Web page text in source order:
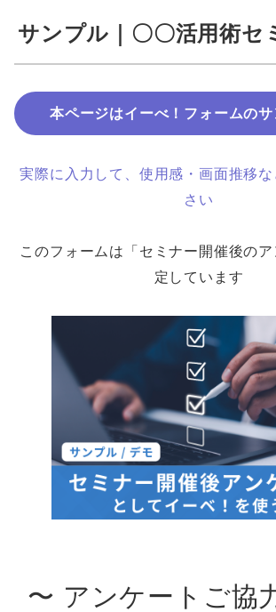
サンプル｜〇〇活用術セ
本ページはイーべ！フォームの
実際に入力して、使用感・画面推移
さい
このフォームは「セミナー開催後の
定しています
〜 アンケートご協